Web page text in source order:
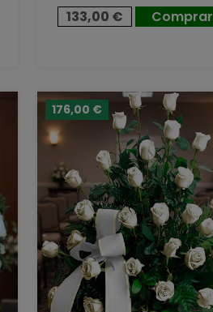
133,00 €
Comprar
176,00 €